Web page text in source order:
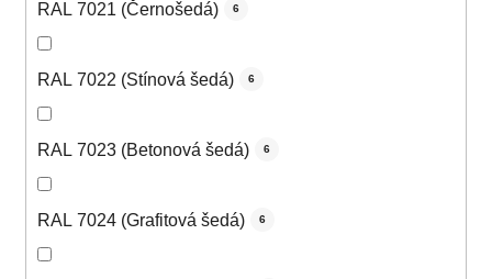
RAL 7021 (Černošedá) 6
RAL 7022 (Stínová šedá) 6
RAL 7023 (Betonová šedá) 6
RAL 7024 (Grafitová šedá) 6